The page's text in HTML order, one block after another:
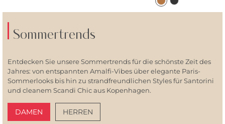
Sommertrends
Entdecken Sie unsere Sommertrends für die schönste Zeit des
Jahres: von entspannten Amalfi-Vibes über elegante Paris-
Sommerlooks bis hin zu strandfreundlichen Styles für Santorini
und cleanem Scandi Chic aus Kopenhagen.
DAMEN HERREN